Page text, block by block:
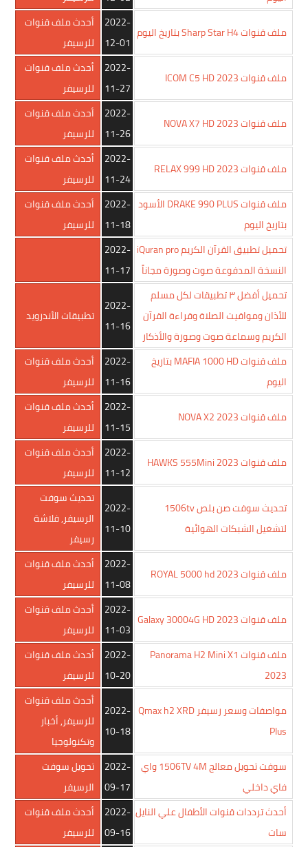
ملف قنوات Sharp Star H4 بتاريخ اليوم
2022-
12-01
أحدث ملف قنوات
للرسيفر
ملف قنوات ICOM C5 HD 2023
2022-
11-27
أحدث ملف قنوات
للرسيفر
ملف قنوات NOVA X7 HD 2023
2022-
11-26
أحدث ملف قنوات
للرسيفر
ملف قنوات RELAX 999 HD 2023
2022-
11-24
أحدث ملف قنوات
للرسيفر
ملف قنوات DRAKE 990 PLUS الأسود
بتاريخ اليوم
2022-
11-18
أحدث ملف قنوات
للرسيفر
تحميل تطبيق القرآن الكريم iQuran pro
النسخة المدفوعة صوت وصورة مجاناً
2022-
11-17
تحميل أفضل ٣ تطبيقات لكل مسلم
للأذان ومواقيت الصلاة وقراءة القرآن
الكريم وسماعة صوت وصورة والأذكار
2022-
11-16
تطبيقات الأندرويد
ملف قنوات MAFIA 1000 HD بتاريخ
اليوم
2022-
11-16
أحدث ملف قنوات
للرسيفر
ملف قنوات NOVA X2 2023
2022-
11-15
أحدث ملف قنوات
للرسيفر
ملف قنوات HAWKS 555Mini 2023
2022-
11-12
أحدث ملف قنوات
للرسيفر
تحديث سوفت صن بلص 1506tv
لتشغيل الشبكات الهوائية
2022-
11-10
تحديث سوفت
الرسيفر,فلاشة
رسيفر
ملف قنوات ROYAL 5000 hd 2023
2022-
11-08
أحدث ملف قنوات
للرسيفر
ملف قنوات Galaxy 30004G HD 2023
2022-
11-03
أحدث ملف قنوات
للرسيفر
ملف قنوات Panorama H2 Mini X1
2023
2022-
10-20
أحدث ملف قنوات
للرسيفر
مواصفات وسعر رسيفر Qmax h2 XRD
Plus
2022-
10-18
أحدث ملف قنوات
للرسيفر,أخبار
وتكنولوجيا
سوفت تحويل معالج 1506TV 4M واي
فاي داخلي
2022-
09-17
تحويل سوفت
الرسيفر
أحدث ترددات قنوات الأطفال علي النايل
سات
2022-
09-16
أحدث ملف قنوات
للرسيفر